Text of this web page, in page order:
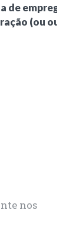
de
(ou
nos